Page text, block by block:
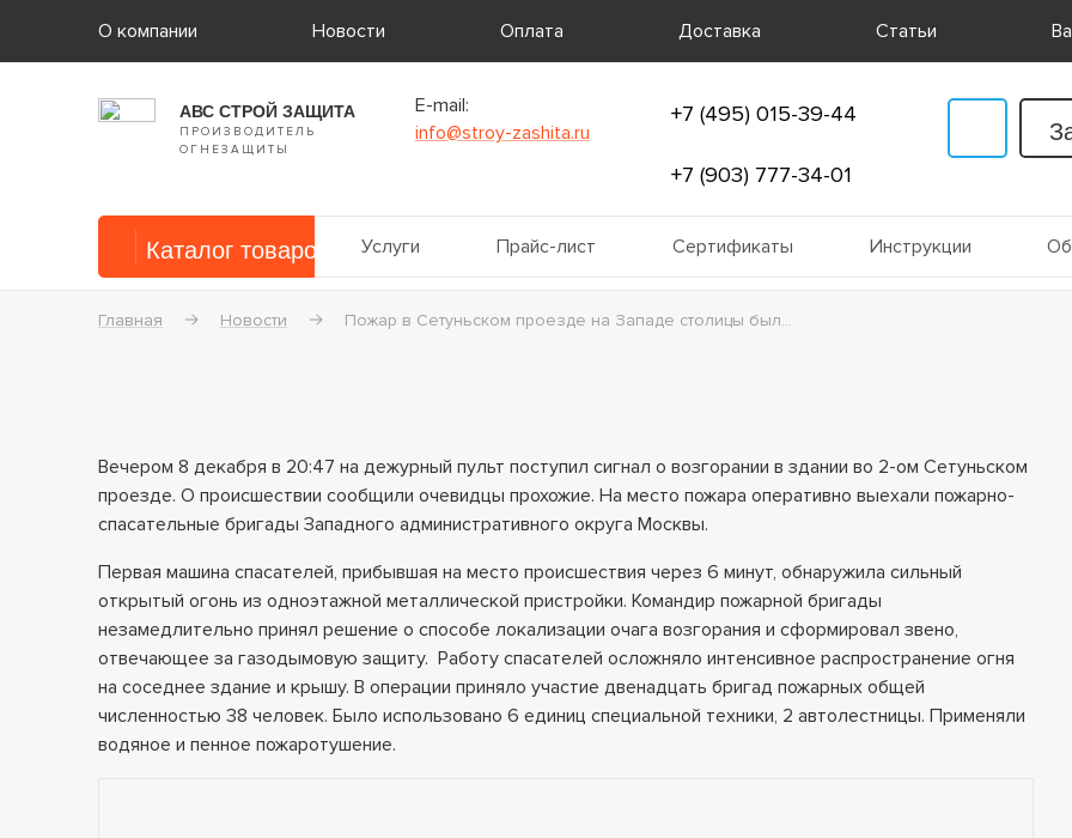
О компании Новости Оплата Доставка Статьи
АВС СТРОЙ ЗАЩИТА
ПРОИЗВОДИТЕЛЬ
ОГНЕЗАЩИТЫ
E-mail:
info@stroy-zashita.ru
+7 (495) 015-39-44
+7 (903) 777-34-01
Каталог товаров Услуги Прайс-лист Сертификаты Инструкции
Главная Новости Пожар в Сетуньском проезде на Западе столицы был...
Вечером 8 декабря в 20:47 на дежурный пульт поступил сигнал о возгорании в здании во 2-ом Сетуньском
проезде. О происшествии сообщили очевидцы прохожие. На место пожара оперативно выехали пожарно-
спасательные бригады Западного административного округа Москвы.
Первая машина спасателей, прибывшая на место происшествия через 6 минут, обнаружила сильный
открытый огонь из одноэтажной металлической пристройки. Командир пожарной бригады
незамедлительно принял решение о способе локализации очага возгорания и сформировал звено,
отвечающее за газодымовую защиту. Работу спасателей осложняло интенсивное распространение огня
на соседнее здание и крышу. В операции приняло участие двенадцать бригад пожарных общей
численностью 38 человек. Было использовано 6 единиц специальной техники, 2 автолестницы. Применяли
водяное и пенное пожаротушение.